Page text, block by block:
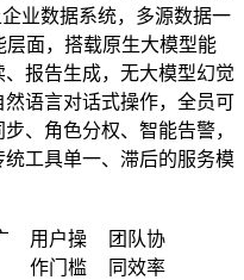
业数据系统，多源数据一
面，搭载原生大模型能
报告生成，无大模型幻觉
语言对话式操作，全员可
、角色分权、智能告警，
工具单一、滞后的服务模
用户操
作门槛
团队协
同效率